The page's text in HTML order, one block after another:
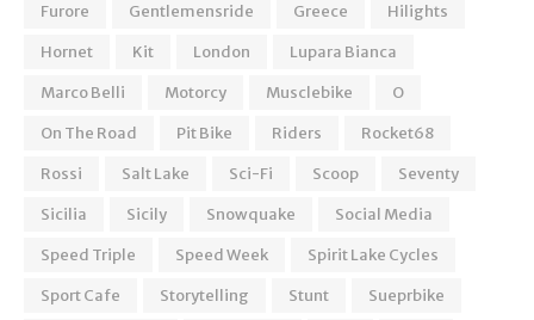
Furore
Gentlemensride Greece
Hilights
Hornet
Kit London
Lupara Bianca
Marco Belli
Motorcy Musclebike
O
On The Road
Pit Bike Riders
Rocket68
Rossi
Salt Lake Sci-Fi Scoop
Seventy
Sicilia
Sicily Snowquake
Social Media
Speed Triple
Speed Week
Spirit Lake Cycles
Sport Cafe
Storytelling Stunt
Sueprbike